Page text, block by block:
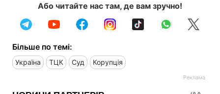
Або читайте нас там, де вам зручно!
Більше по темі:
Україна ТЦК Суд Корупція